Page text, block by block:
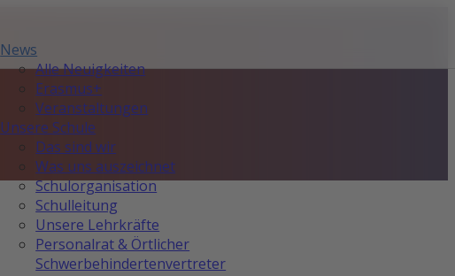
News
Alle Neuigkeiten
Erasmus+
Veranstaltungen
Unsere Schule
Das sind wir
Was uns auszeichnet
Schulorganisation
Schulleitung
Unsere Lehrkräfte
Personalrat & Örtlicher
Schwerbehindertenvertreter